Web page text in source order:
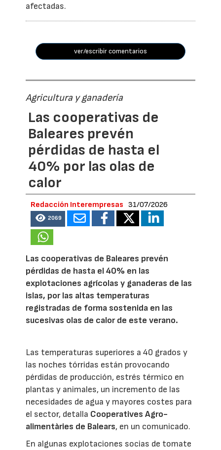
afectadas.
ver/escribir comentarios
Agricultura y ganadería
Las cooperativas de
Baleares prevén
pérdidas de hasta el
40% por las olas de
calor
Redacción Interempresas 31/07/2026
2069
Las cooperativas de Baleares prevén
pérdidas de hasta el 40% en las
explotaciones agrícolas y ganaderas de las
islas, por las altas temperaturas
registradas de forma sostenida en las
sucesivas olas de calor de este verano.
Las temperaturas superiores a 40 grados y
las noches tórridas están provocando
pérdidas de producción, estrés térmico en
plantas y animales, un incremento de las
necesidades de agua y mayores costes para
el sector, detalla Cooperatives Agro-
alimentàries de Balears, en un comunicado.
En algunas explotaciones socias de tomate